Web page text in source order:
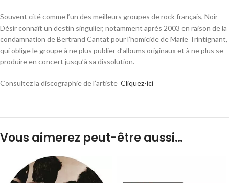
Souvent cité comme l’un des meilleurs groupes de rock français, Noir
Désir connaît un destin singulier, notamment après 2003 en raison de la
condamnation de Bertrand Cantat pour l’homicide de Marie Trintignant,
qui oblige le groupe à ne plus publier d’albums originaux et à ne plus se
produire en concert jusqu’à sa dissolution.
Consultez la discographie de l’artiste Cliquez-ici
Vous aimerez peut-être aussi…